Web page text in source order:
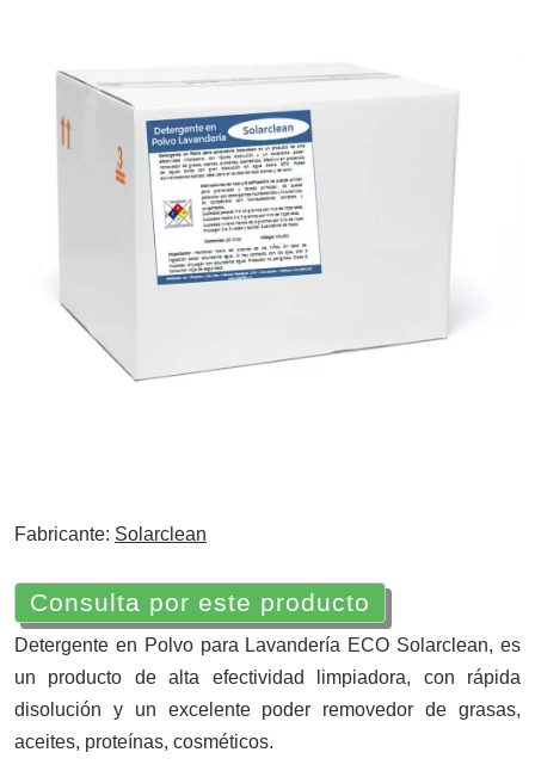
Fabricante: Solarclean
Consulta por este producto
Detergente en Polvo para Lavandería ECO Solarclean, es
un producto de alta efectividad limpiadora, con rápida
disolución y un excelente poder removedor de grasas,
aceites, proteínas, cosméticos.